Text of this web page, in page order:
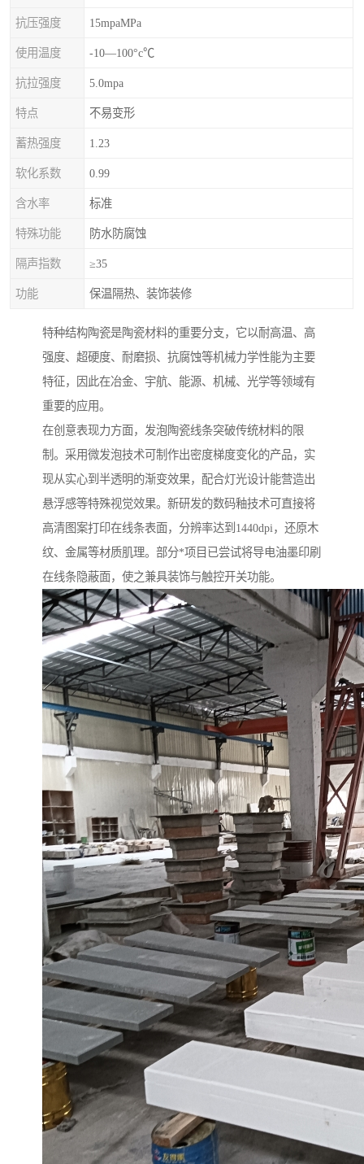
抗压强度 15mpaMPa
使用温度 -10—100°c℃
抗拉强度 5.0mpa
特点 不易变形
蓄热强度 1.23
软化系数 0.99
含水率 标准
特殊功能 防水防腐蚀
隔声指数 ≥35
功能 保温隔热、装饰装修
特种结构陶瓷是陶瓷材料的重要分支，它以耐高温、高
强度、超硬度、耐磨损、抗腐蚀等机械力学性能为主要
特征，因此在冶金、宇航、能源、机械、光学等领域有
重要的应用。
在创意表现力方面，发泡陶瓷线条突破传统材料的限
制。采用微发泡技术可制作出密度梯度变化的产品，实
现从实心到半透明的渐变效果，配合灯光设计能营造出
悬浮感等特殊视觉效果。新研发的数码釉技术可直接将
高清图案打印在线条表面，分辨率达到1440dpi，还原木
纹、金属等材质肌理。部分*项目已尝试将导电油墨印刷
在线条隐蔽面，使之兼具装饰与触控开关功能。